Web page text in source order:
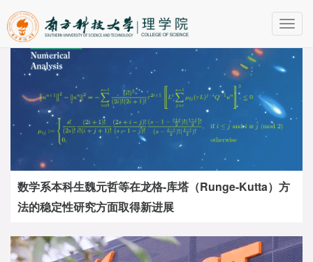
数学系本科生魏元哲等在龙格-库塔（Runge-Kutta）方
法的稳定性研究方面取得新进展